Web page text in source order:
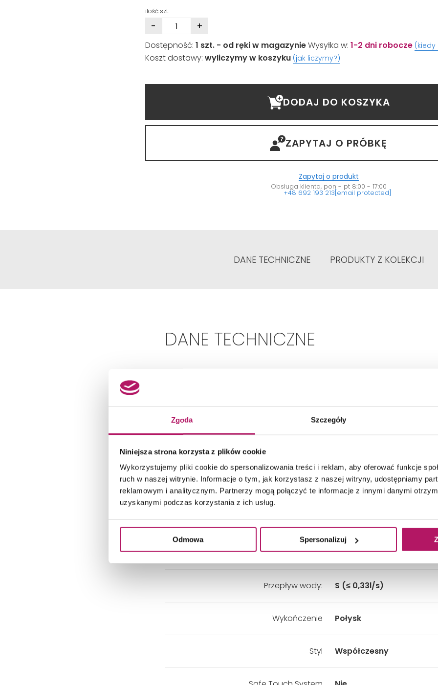
Zgoda Szczegóły
Niniejsza strona korzysta z plików cookie
Wykorzystujemy pliki cookie do spersonalizowania treści i reklam, aby oferować funkcje
ruch w naszej witrynie. Informacje o tym, jak korzystasz z naszej witryny, udostępniamy
reklamowym i analitycznym. Partnerzy mogą połączyć te informacje z innymi danymi
uzyskanymi podczas korzystania z ich usług.
Odmowa Spersonalizuj
ilość szt.
- +
Dostępność: 1 szt. - od ręki w magazynieWysyłka w: 1-2 dni robocze
Koszt dostawy: wyliczymy w koszyku (jak liczymy?)
DODAJ DO KOSZYKA
ZAPYTAJ O PRÓBKĘ
Zapytaj o produkt
Obsługa klienta, pon - pt 8:00 - 17:00
+48 692 193 213[email protected]
DANE TECHNICZNE PRODUKTY Z KOLEKCJI
DANE TECHNICZNE
Typ: Jednouchwytowa
Rodzaj wylewki:
Zasięg wylewki: 184 mm
Kolor: Chrom
Zestaw natryskowy: Nie
Przepływ wody: S (≤ 0,33l/s)
Wykończenie Połysk
Styl Współczesny